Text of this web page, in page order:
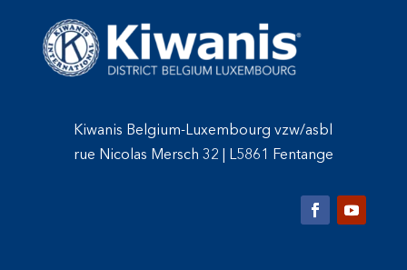
Kiwanis Belgium-Luxembourg vzw/asbl
rue Nicolas Mersch 32
L5861 Fentange